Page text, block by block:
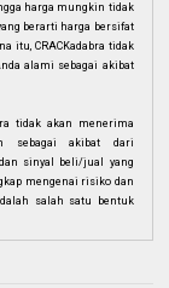
harga mungkin tidak
berarti harga bersifat
itu, CRACKadabra tidak
alami sebagai akibat
tidak akan menerima
sebagai akibat dari
sinyal beli/jual yang
mengenai risiko dan
salah satu bentuk